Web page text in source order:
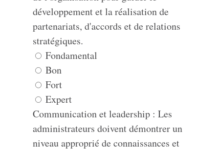
développement et la réalisation de
partenariats, d'accords et de relations
stratégiques.
Fondamental
Bon
Fort
Expert
Communication et leadership : Les
administrateurs doivent démontrer un
niveau approprié de connaissances et